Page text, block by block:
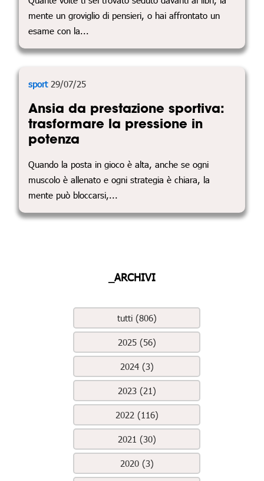
mente un groviglio di pensieri, o hai affrontato un
esame con la...
sport29/07/25
Ansia da prestazione sportiva:
trasformare la pressione in
potenza
Quando la posta in gioco è alta, anche se ogni
muscolo è allenato e ogni strategia è chiara, la
mente può bloccarsi,...
_ARCHIVI
tutti (806)
2025 (56)
2024 (3)
2023 (21)
2022 (116)
2021 (30)
2020 (3)